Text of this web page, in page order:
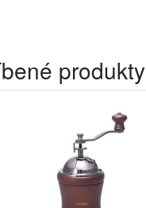
produkty